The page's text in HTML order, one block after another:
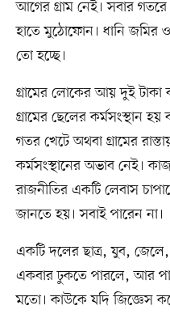
আগের গ্রাম নেই। সবার
হাতে মুঠোফোন। ধানি জমির
তো হচ্ছে।
গ্রামের লোকের আয় দুই টাকা
গ্রামের ছেলের কর্মসংস্থান
গতর খেটে অথবা গ্রামের
কর্মসংস্থানের অভাব নেই।
রাজনীতির একটি লেবাস
জানতে হয়। সবাই পারেন না।
একটি দলের ছাত্র, যুব, জেলে,
একবার ঢুকতে পারলে, আর
মতো। কাউকে যদি জিজ্ঞেস